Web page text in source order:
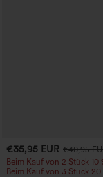
€35,95 EUR €40,95
Beim Kauf von 2 Stück 10
Beim Kauf von 3 Stück 20